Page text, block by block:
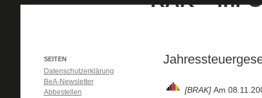
[BRAK] Am
SEITEN
Datenschutzerklärung
BeA-Newsletter
Abbestellen